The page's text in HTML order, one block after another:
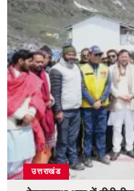
उत्तराखंड